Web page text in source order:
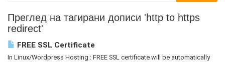
Преглед на тагирани дописи 'http to https
redirect'
FREE SSL Certificate
In Linux/Wordpress Hosting : FREE SSL certificate will be automatically